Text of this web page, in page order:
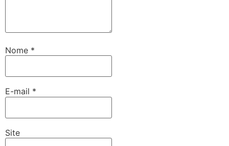
Nome *
E-mail *
Site